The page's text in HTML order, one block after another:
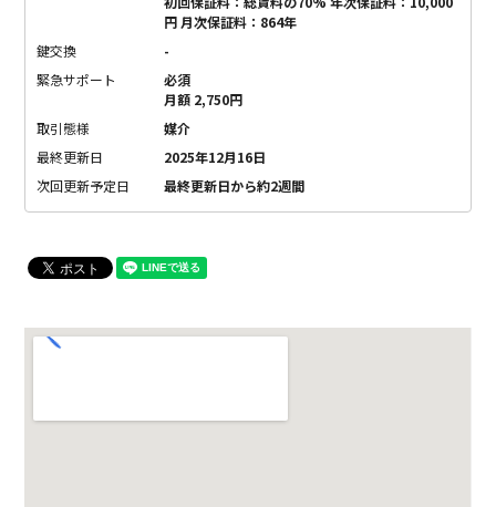
円 月次保証料：864年
鍵交換
-
緊急サポート
必須
月額 2,750円
取引態様
媒介
最終更新日
2025年12月16日
次回更新予定日
最終更新日から約2週間